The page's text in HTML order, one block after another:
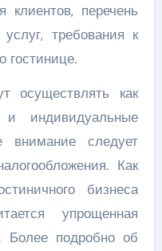
клиентов, перечень
требования к
осуществлять как
индивидуальные
внимание следует
Как
бизнеса
упрощенная
Более подробно об